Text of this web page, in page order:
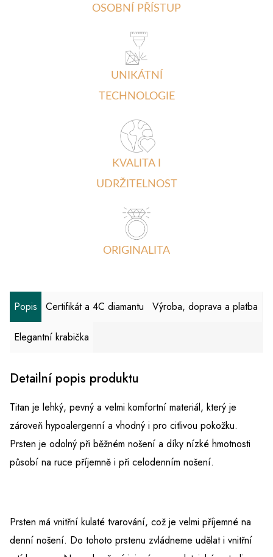
OSOBNÍ PŘÍSTUP
UNIKÁTNÍ
TECHNOLOGIE
KVALITA I
UDRŽITELNOST
ORIGINALITA
Popis Certifikát a 4C diamantu Výroba, doprava a platba
Elegantní krabička
Detailní popis produktu
Titan je lehký, pevný a velmi komfortní materiál, který je
zároveň hypoalergenní a vhodný i pro citlivou pokožku.
Prsten je odolný při běžném nošení a díky nízké hmotnosti
působí na ruce příjemně i při celodenním nošení.
Prsten má vnitřní kulaté tvarování, což je velmi příjemné na
denní nošení. Do tohoto prstenu zvládneme udělat i vnitřní